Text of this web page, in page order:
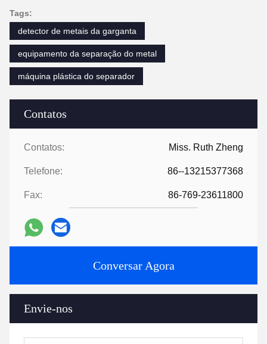
Contatos
Contatos: Miss. Ruth Zheng
Telefone: 86--13215377368
Fax: 86-769-23611800
Conversar Agora
Envie-nos
Tags:
detector de metais da garganta
equipamento da separação do metal
máquina plástica do separador